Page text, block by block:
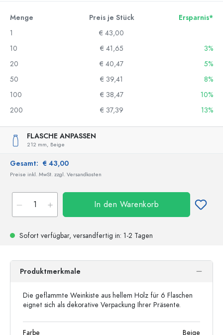
Menge Preis je Stück
Ersparnis*
1
€ 43,00
10
€ 41,65
3%
20
€ 40,47
5%
50
€ 39,41
8%
100
€ 38,47
10%
200
€ 37,39 13%
FLASCHE ANPASSEN
212 mm, Beige
Gesamt: € 43,00
Preise inkl. MwSt. zzgl. Versandkosten
In den Warenkorb
Sofort verfügbar, versandfertig in: 1-2 Tagen
Produktmerkmale
Die geflammte Weinkiste aus hellem Holz für 6 Flaschen
eignet sich als dekorative Verpackung Ihrer Präsente.
Farbe Beige